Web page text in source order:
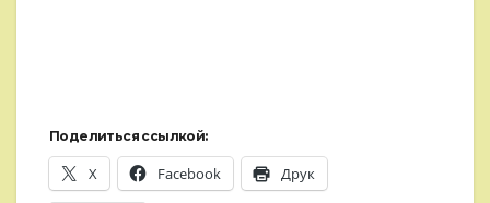
Поделиться ссылкой:
X Facebook Друк